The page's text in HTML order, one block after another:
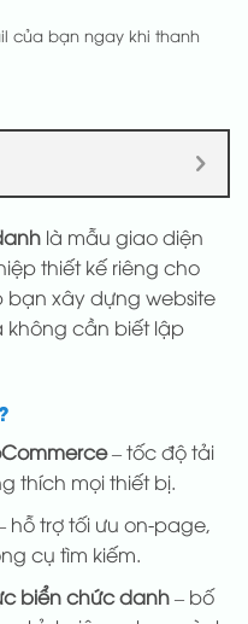
của bạn ngay khi thanh
là mẫu giao diện
thiết kế riêng cho
xây dựng website
cần biết lập
– tốc độ tải
thích mọi thiết bị.
hỗ trợ tối ưu on-page,
cụ tìm kiếm.
biển chức danh– bố